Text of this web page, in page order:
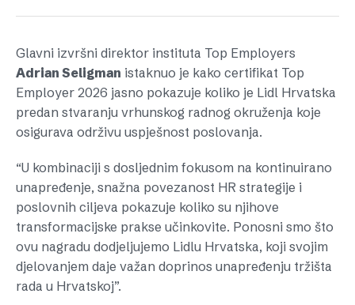
Glavni izvršni direktor instituta Top Employers
Adrian Seligman istaknuo je kako certifikat Top
Employer 2026 jasno pokazuje koliko je Lidl Hrvatska
predan stvaranju vrhunskog radnog okruženja koje
osigurava održivu uspješnost poslovanja.
“U kombinaciji s dosljednim fokusom na kontinuirano
unapređenje, snažna povezanost HR strategije i
poslovnih ciljeva pokazuje koliko su njihove
transformacijske prakse učinkovite. Ponosni smo što
ovu nagradu dodjeljujemo Lidlu Hrvatska, koji svojim
djelovanjem daje važan doprinos unapređenju tržišta
rada u Hrvatskoj”.